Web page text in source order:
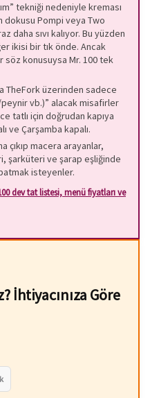
tekniği nedeniyle kreması
Pompi veya Two
daha sıvı kalıyor. Bu yüzden
ikisi bir tık önde. Ancak
konusuysa Mr. 100 tek
TheFork üzerinden sadece
vb.)” alacak misafirler
tatlı için doğrudan kapıya
ve Çarşamba kapalı.
çıkıp macera arayanlar,
şarküteri ve şarap eşliğinde
isteyenler.
dev tat listesi, menü fiyatları ve
İhtiyacınıza Göre